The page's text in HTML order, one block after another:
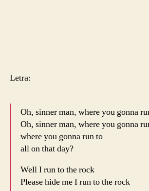
Letra:
Oh, sinner man, where you gonna
Oh, sinner man, where you gonna
where you gonna run to
all on that day?
Well I run to the rock
Please hide me I run to the rock